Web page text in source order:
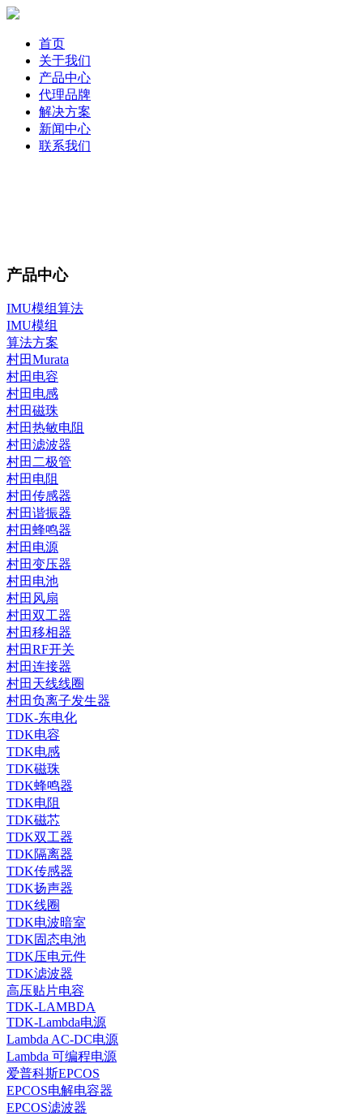
首页
关于我们
产品中心
代理品牌
解决方案
新闻中心
联系我们
产品中心
IMU模组算法
IMU模组
算法方案
村田Murata
村田电容
村田电感
村田磁珠
村田热敏电阻
村田滤波器
村田二极管
村田电阻
村田传感器
村田谐振器
村田蜂鸣器
村田电源
村田变压器
村田电池
村田风扇
村田双工器
村田移相器
村田RF开关
村田连接器
村田天线线圈
村田负离子发生器
TDK-东电化
TDK电容
TDK电感
TDK磁珠
TDK蜂鸣器
TDK电阻
TDK磁芯
TDK双工器
TDK隔离器
TDK传感器
TDK扬声器
TDK线圈
TDK电波暗室
TDK固态电池
TDK压电元件
TDK滤波器
高压贴片电容
TDK-LAMBDA
TDK-Lambda电源
Lambda AC-DC电源
Lambda 可编程电源
爱普科斯EPCOS
EPCOS电解电容器
EPCOS滤波器